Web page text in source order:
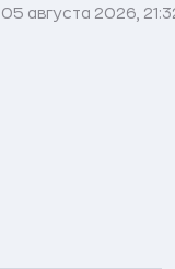
05 августа 2026,